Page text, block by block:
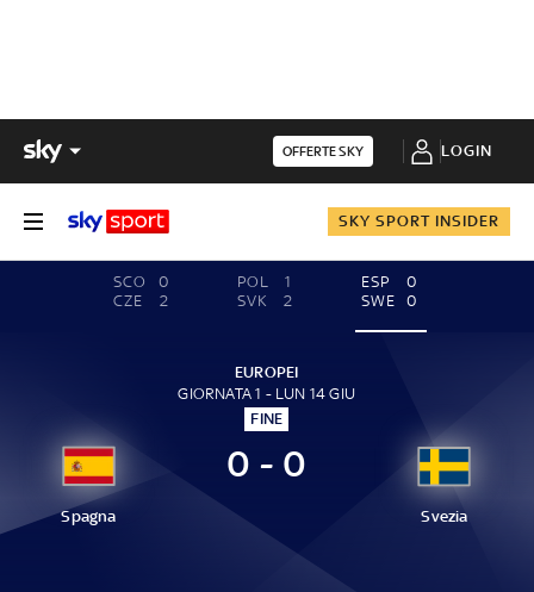
OFFERTE SKY LOGIN
SKY SPORT INSIDER
SCO
0
CZE
2
POL
1
SVK
2
ESP
0
SWE
0
EUROPEI
GIORNATA 1 - LUN 14 GIU
FINE
Spagna
0 - 0
Svezia